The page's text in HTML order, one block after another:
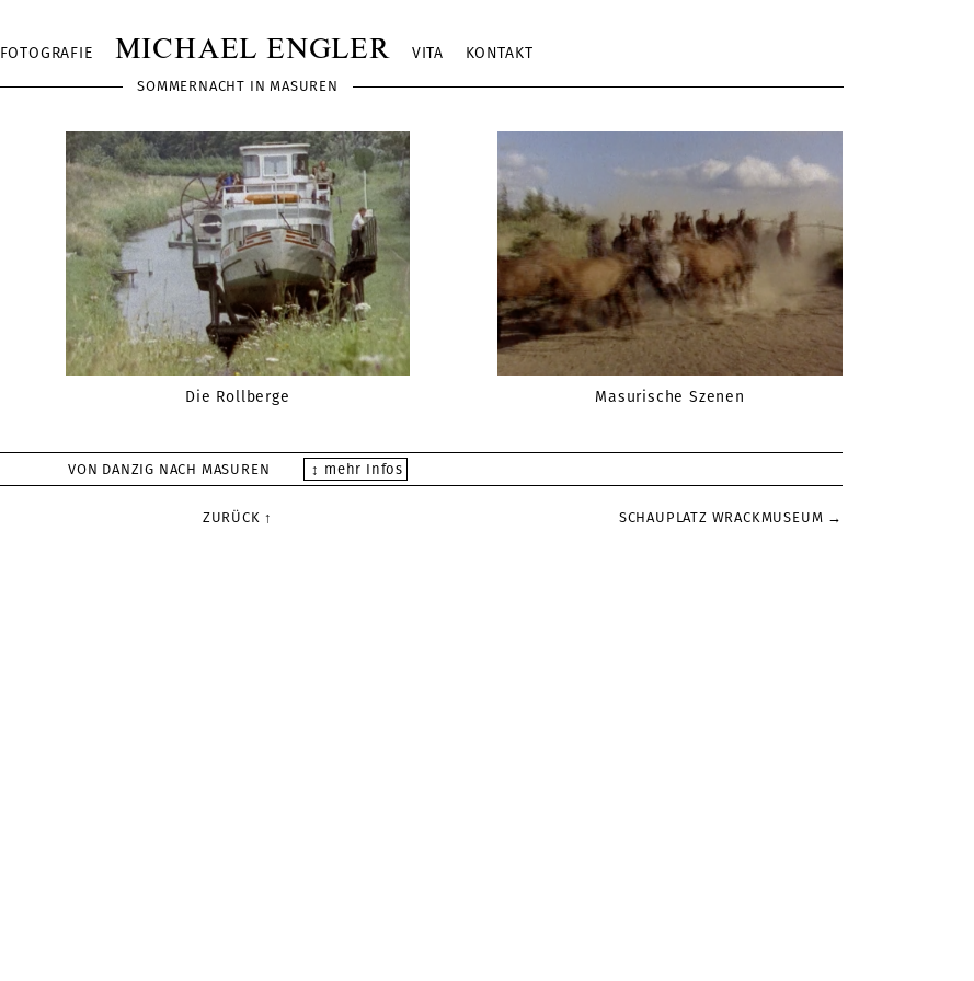
FOTOGRAFIE MICHAEL ENGLER VITA KONTAKT
SOMMERNACHT IN MASUREN
Die Rollberge Masurische Szenen
VON DANZIG NACH MASUREN ↕ mehr Infos
ZURÜCK ↑ SCHAUPLATZ WRACKMUSEUM →